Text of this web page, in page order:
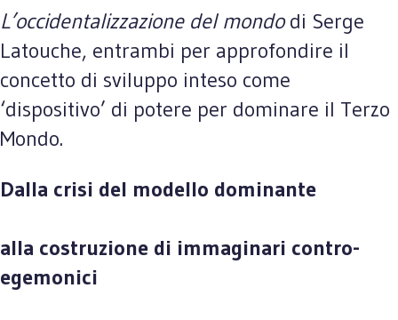
L’occidentalizzazione del mondodi Serge
Latouche, entrambi per approfondire il
concetto di sviluppo inteso come
‘dispositivo’ di potere per dominare il Terzo
Mondo.
Dalla crisi del modello dominante
alla costruzione di immaginari contro-
egemonici